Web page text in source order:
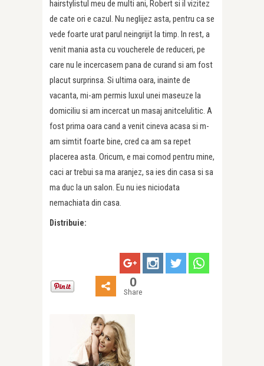
hairstylistul meu de multi ani, Robert si il vizitez
de cate ori e cazul. Nu neglijez asta, pentru ca se
vede foarte urat parul neingrijit la timp. In rest, a
venit mania asta cu voucherele de reduceri, pe
care nu le incercasem pana de curand si am fost
placut surprinsa. Si ultima oara, inainte de
vacanta, mi-am permis luxul unei maseuze la
domiciliu si am incercat un masaj anitcelulitic. A
fost prima oara cand a venit cineva acasa si m-
am simtit foarte bine, cred ca am sa repet
placerea asta. Oricum, e mai comod pentru mine,
caci ar trebui sa ma aranjez, sa ies din casa si sa
ma duc la un salon. Eu nu ies niciodata
nemachiata din casa.
Distribuie:
0
Share